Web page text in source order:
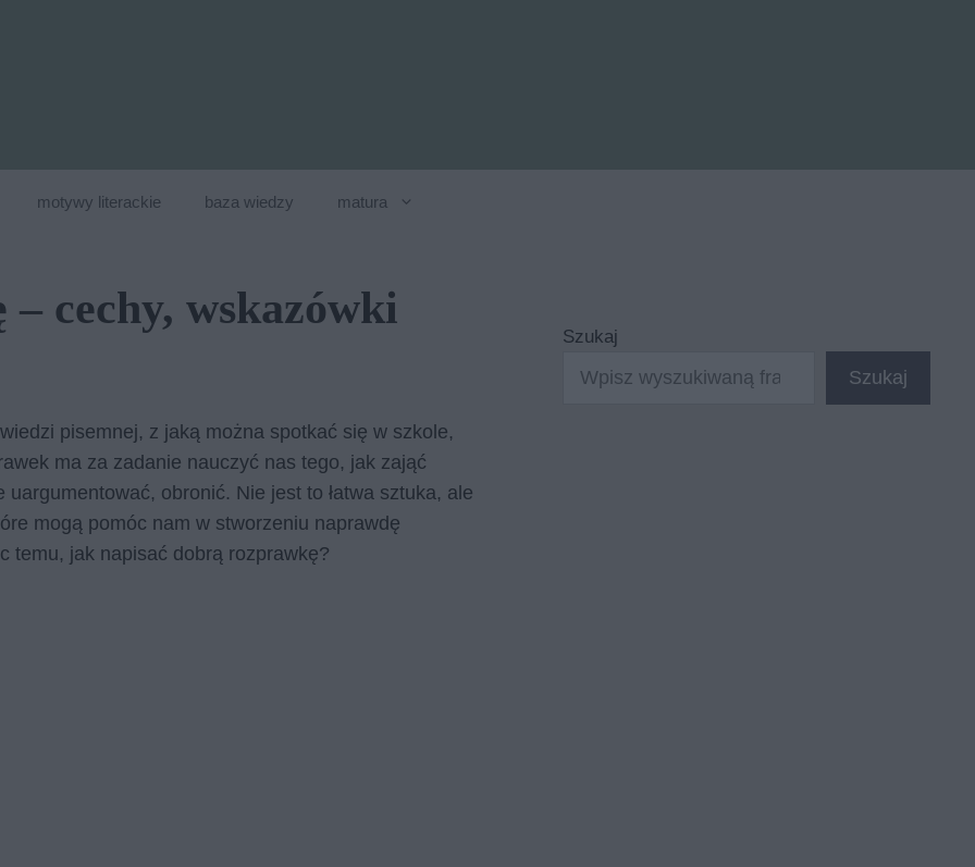
motywy literackie baza wiedzy matura
cechy, wskazówki
pisemnej, z jaką można spotkać się w szkole,
ma za zadanie nauczyć nas tego, jak zająć
obronić. Nie jest to łatwa sztuka, ale
mogą pomóc nam w stworzeniu naprawdę
temu, jak napisać dobrą rozprawkę?
Szukaj
Szukaj